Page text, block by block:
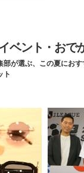
ベント・おで
部が選ぶ、この夏にお
ト